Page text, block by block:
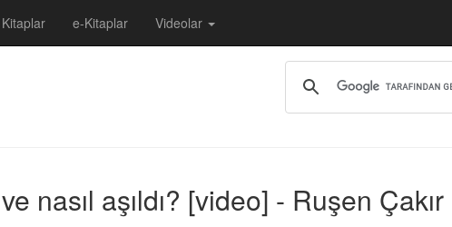
Kitaplar e-Kitaplar Videolar
nasıl aşıldı? [video] - Ruşen Çakır